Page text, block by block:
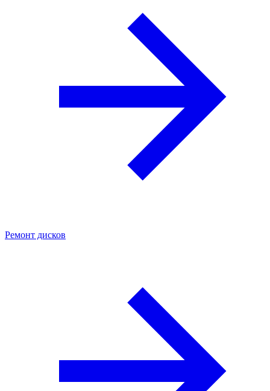
Ремонт дисков